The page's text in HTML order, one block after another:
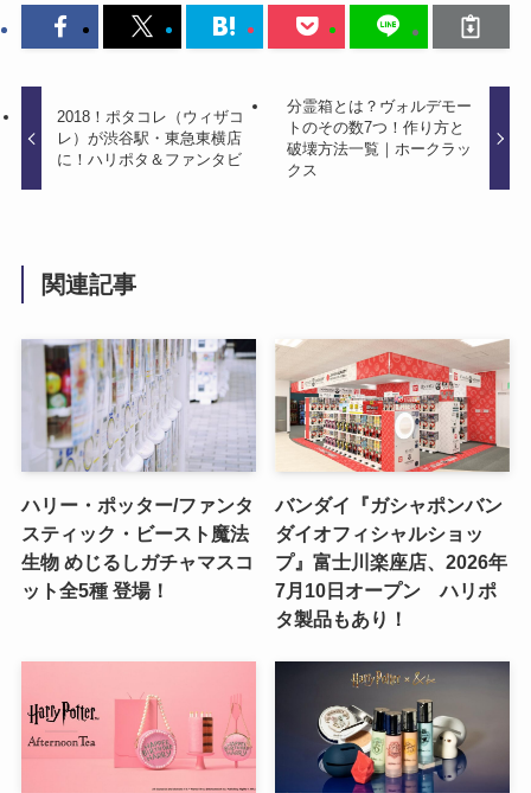
2018！ポタコレ（ウィザコ
レ）が渋谷駅・東急東横店
に！ハリポタ＆ファンタビ
分霊箱とは？ヴォルデモー
トのその数7つ！作り方と
破壊方法一覧｜ホークラッ
クス
関連記事
ハリー・ポッター/ファンタ
スティック・ビースト魔法
生物 めじるしガチャマスコ
ット全5種 登場！
バンダイ『ガシャポンバン
ダイオフィシャルショッ
プ』富士川楽座店、2026年
7月10日オープン ハリポ
タ製品もあり！